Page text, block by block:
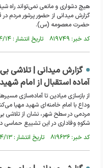
هیچ دشواری و مانعی نمی‌تواند راه
گزارش میدانی از حضور پرشور مردم
حضرت معصومه (س).
کد خبر: ۸۱۹۷۴۹ تاریخ انتشار : ۱۴۰۵/۰۴/۱۴
گزارش میدانی | تلاشی
آماده‌ استقبال از امام شهید
از بازسازی میادین تا آماده‌سازی
وداع با امام خامنه‌ای شهید مهیا
مردمی در سطح شهر، نشان از تلاشی
شکوهِ وفاداری در این تشییع حماسی
کد خبر: ۸۱۹۶۳۶ تاریخ انتشار : ۱۴۰۵/۰۴/۱۳